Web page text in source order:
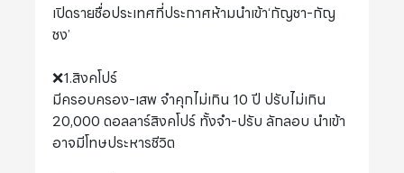
เปิดรายชื่อประเทศที่ประกาศห้ามนำเข้า‘กัญชา-กัญ
ชง’
❌1.สิงคโปร์
มีครอบครอง-เสพ จำคุกไม่เกิน 10 ปี ปรับไม่เกิน
20,000 ดอลลาร์สิงคโปร์ ทั้งจำ-ปรับ ลักลอบ นำเข้า
อาจมีโทษประหารชีวิต